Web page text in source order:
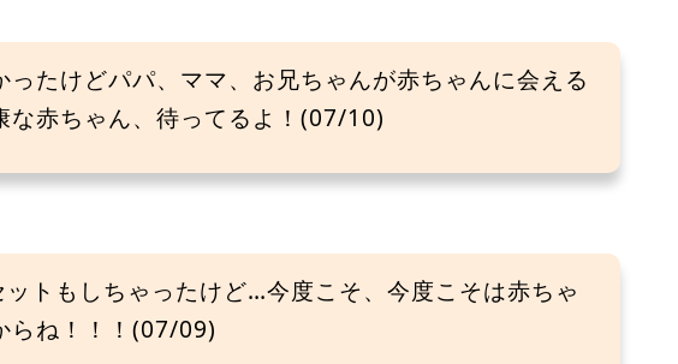
たけどパパ、ママ、お兄ちゃんが赤ちゃんに会える
な赤ちゃん、待ってるよ！(07/10)
トもしちゃったけど…今度こそ、今度こそは赤ちゃ
らね！！！(07/09)